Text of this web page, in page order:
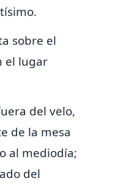
sobre el
el lugar
del velo,
de la mesa
al mediodía;
del